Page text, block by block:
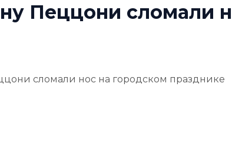
Пеццони сломали
сломали нос на городском празднике